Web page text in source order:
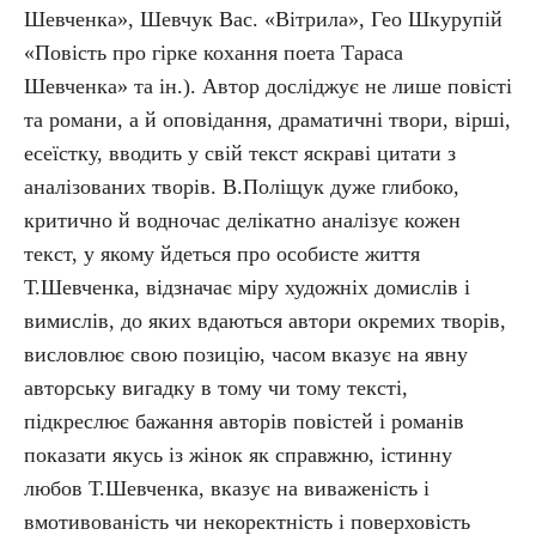
Шевченка», Шевчук Вас. «Вітрила», Гео Шкурупій
«Повість про гірке кохання поета Тараса
Шевченка» та ін.). Автор досліджує не лише повісті
та романи, а й оповідання, драматичні твори, вірші,
есеїстку, вводить у свій текст яскраві цитати з
аналізованих творів. В.Поліщук дуже глибоко,
критично й водночас делікатно аналізує кожен
текст, у якому йдеться про особисте життя
Т.Шевченка, відзначає міру художніх домислів і
вимислів, до яких вдаються автори окремих творів,
висловлює свою позицію, часом вказує на явну
авторську вигадку в тому чи тому тексті,
підкреслює бажання авторів повістей і романів
показати якусь із жінок як справжню, істинну
любов Т.Шевченка, вказує на виваженість і
вмотивованість чи некоректність і поверховість